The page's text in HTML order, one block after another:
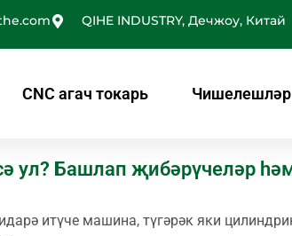
QIHE INDUSTRY, Дечжоу, Китай
CNC агач токарь Чишелешләр
ул? Башлап җибәрүчеләр
итүче машина, түгәрәк яки